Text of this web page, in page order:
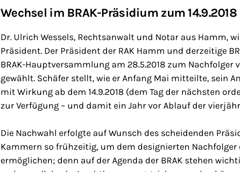
Wechsel im BRAK-Präsidium zum 14.9.2018
Dr. Ulrich Wessels, Rechtsanwalt und Notar aus Hamm,
Präsident. Der Präsident der RAK Hamm und derzeitige
BRAK-Hauptversammlung am 28.5.2018 zum Nachfolger
gewählt. Schäfer stellt, wie er Anfang Mai mitteilte, sein
mit Wirkung ab dem 14.9.2018 (dem Tag der nächsten
zur Verfügung – und damit ein Jahr vor Ablauf der
Die Nachwahl erfolgte auf Wunsch des scheidenden
Kammern so frühzeitig, um dem designierten
ermöglichen; denn auf der Agenda der BRAK stehen